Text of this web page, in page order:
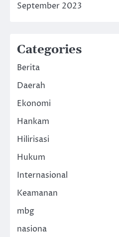
September 2023
Categories
Berita
Daerah
Ekonomi
Hankam
Hilirisasi
Hukum
Internasional
Keamanan
mbg
nasiona